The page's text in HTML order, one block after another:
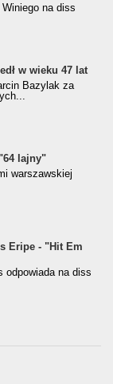
na diss
w wieku 47 lat
Bazylak za
lajny"
warszawskiej
Eripe - "Hit Em
odpowiada na diss